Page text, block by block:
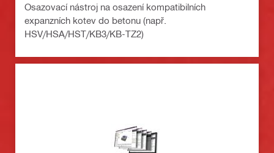
Osazovací nástroj na osazení kompatibilních
expanzních kotev do betonu (např.
HSV/HSA/HST/KB3/KB-TZ2)